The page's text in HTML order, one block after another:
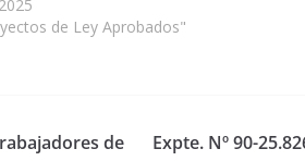
empresa. (Expte. N° 91-52.007/2025, a la
de Legislación General del Trabajo…
de Ley Aprobados"
de
Expte. Nº 90-